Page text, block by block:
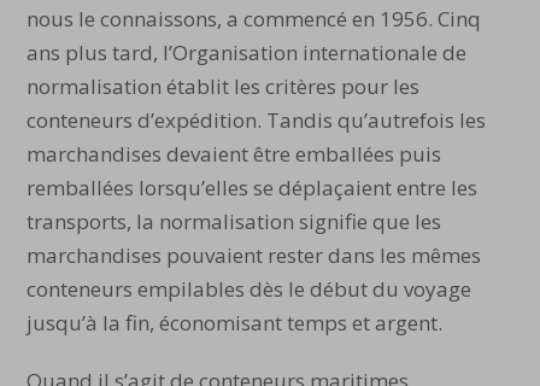
nous le connaissons, a commencé en 1956. Cinq
ans plus tard, l’Organisation internationale de
normalisation établit les critères pour les
conteneurs d’expédition. Tandis qu’autrefois les
marchandises devaient être emballées puis
remballées lorsqu’elles se déplaçaient entre les
transports, la normalisation signifie que les
marchandises pouvaient rester dans les mêmes
conteneurs empilables dès le début du voyage
jusqu’à la fin, économisant temps et argent.